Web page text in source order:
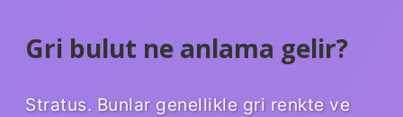
Gri bulut ne anlama gelir?
Stratus. Bunlar genellikle gri renkte ve